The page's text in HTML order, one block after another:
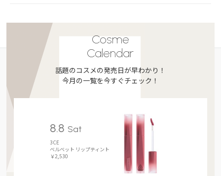
Cosme
Calendar
話題のコスメの発売日が早わかり！
今月の一覧を今すぐチェック！
8.8 Sat
3CE
ベルベット リップティント
￥2,530